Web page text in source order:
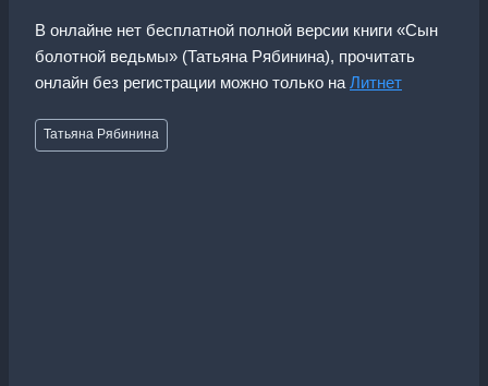
В онлайне нет бесплатной полной версии книги «Сын
болотной ведьмы» (Татьяна Рябинина), прочитать
онлайн без регистрации можно только на Литнет
Метки
записи:
Татьяна Рябинина